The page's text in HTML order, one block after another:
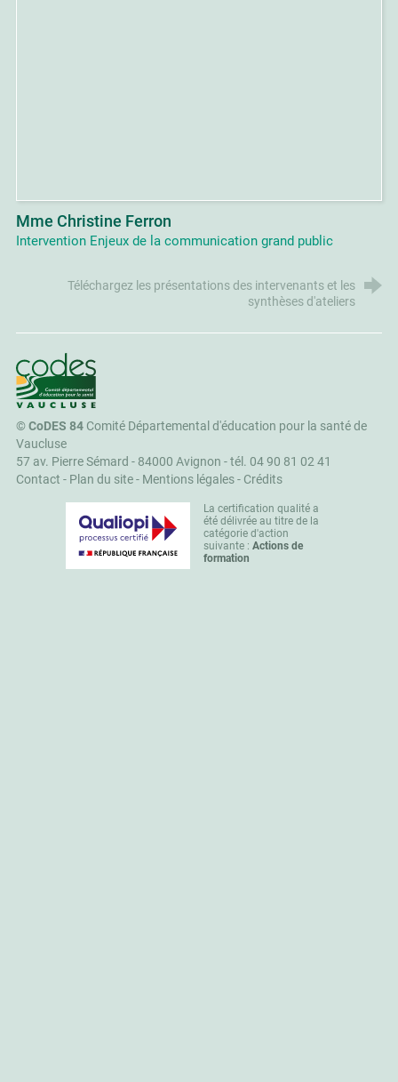
Mme Christine Ferron
Intervention Enjeux de la communication grand public
Téléchargez les présentations des intervenants et les
synthèses d'ateliers
CoDES 84
©CoDES 84Comité Départemental d'éducation pour la santé de
Vaucluse
57 av. Pierre Sémard - 84000 Avignon -tél. 04 90 81 02 41
Contact - Plan du site- Mentions légales- Crédits
La certification qualité a
été délivrée au titre de la
catégorie d'action
suivante : Actions de
formation